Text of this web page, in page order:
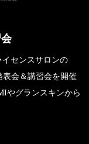
イセンスサロンの
表会＆講習会を開催
やグランスキンから